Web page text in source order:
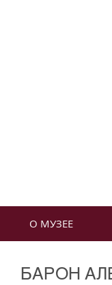
О МУЗЕЕ
БАРОН